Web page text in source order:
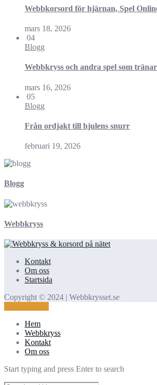
Webbkorsord för hjärnan, Spel
mars 18, 2026
04
Blogg
Webbkryss och andra spel som
mars 16, 2026
05
Blogg
Från ordjakt till hjulens snurr
februari 19, 2026
Blogg
Webbkryss
Kontakt
Om oss
Startsida
Copyright © 2024 | Webbkrysset.se
Hem
Webbkryss
Kontakt
Om oss
Start typing and press Enter to search